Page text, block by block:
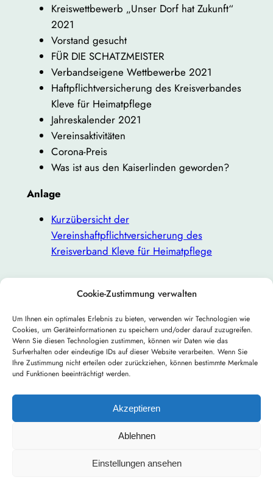
Cookie-Zustimmung verwalten
Um Ihnen ein optimales Erlebnis zu bieten, verwenden wir Technologien wie
Cookies, um Geräteinformationen zu speichern und/oder darauf zuzugreifen.
Wenn Sie diesen Technologien zustimmen, können wir Daten wie das
Surfverhalten oder eindeutige IDs auf dieser Website verarbeiten. Wenn Sie
Ihre Zustimmung nicht erteilen oder zurückziehen, können bestimmte Merkmale
und Funktionen beeinträchtigt werden.
Akzeptieren
Ablehnen
Einstellungen ansehen
Kreiswettbewerb „Unser Dorf hat Zukunft“
2021
Vorstand gesucht
FÜR DIE SCHATZMEISTER
Verbandseigene Wettbewerbe 2021
Haftpflichtversicherung des Kreisverbandes
Kleve für Heimatpflege
Jahreskalender 2021
Vereinsaktivitäten
Corona-Preis
Was ist aus den Kaiserlinden geworden?
Anlage
Kurzübersicht der
Vereinshaftpflichtversicherung des
Kreisverband Kleve für Heimatpflege
← Vorheriger:
Natur des Jahres
2021
Nächster:Tag der
offenen Gartentür
2022 →
Gestaltet mitWordPress